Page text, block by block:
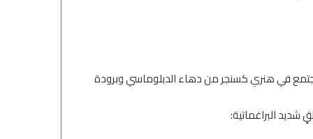
في هنري كسنجر من دهاء الدبلوماسي وبرودة
شديد البراغماتية: